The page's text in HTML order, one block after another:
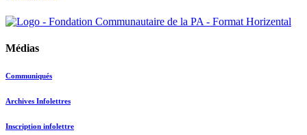
Médias
Communiqués
Archives Infolettres
Inscription infolettre